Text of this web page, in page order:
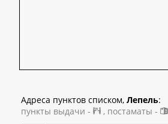
Адреса пунктов списком, Лепель:
пункты выдачи -
, постаматы -